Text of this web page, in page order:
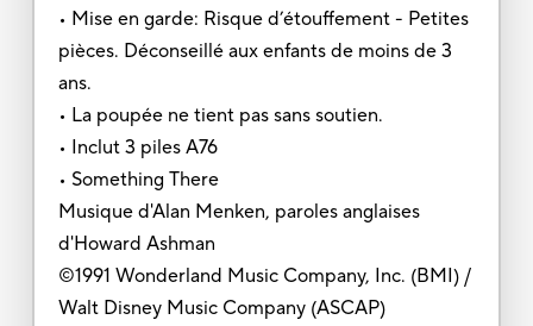
• Mise en garde: Risque d’étouffement - Petites
pièces. Déconseillé aux enfants de moins de 3
ans.
• La poupée ne tient pas sans soutien.
• Inclut 3 piles A76
• Something There
Musique d'Alan Menken, paroles anglaises
d'Howard Ashman
©1991 Wonderland Music Company, Inc. (BMI) /
Walt Disney Music Company (ASCAP)